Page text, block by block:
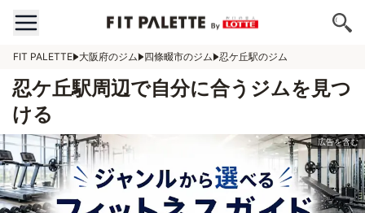
FIT PALETTE 大阪府のジム 四條畷市のジム 忍ケ丘駅のジム
忍ケ丘駅周辺で自分に合うジムを見つ
ける